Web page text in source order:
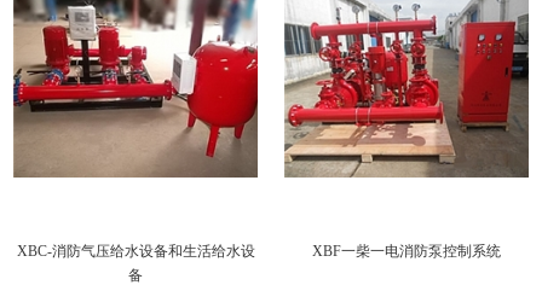
XBC-消防气压给水设备和生活给水设
备
XBF一柴一电消防泵控制系统